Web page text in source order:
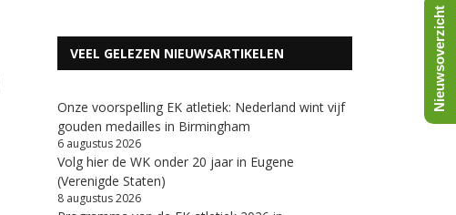
VEEL GELEZEN NIEUWSARTIKELEN
Onze voorspelling EK atletiek: Nederland wint vijf
gouden medailles in Birmingham
6 augustus 2026
Volg hier de WK onder 20 jaar in Eugene
(Verenigde Staten)
8 augustus 2026
Nieuwsoverzicht